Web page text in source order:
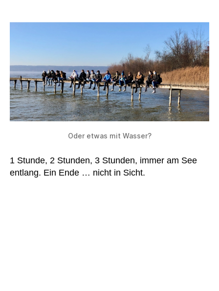
Oder etwas mit Wasser?
1 Stunde, 2 Stunden, 3 Stunden, immer am See
entlang. Ein Ende … nicht in Sicht.